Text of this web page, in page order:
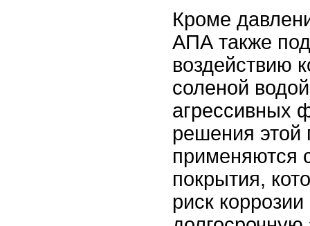
Кроме
АПА также
воздействию
соленой
агрессивных
решения
применяются
покрытия,
риск